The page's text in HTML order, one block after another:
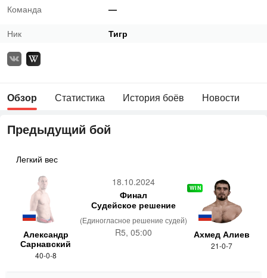
Команда —
Ник Тигр
Обзор Статистика История боёв Новости
Предыдущий бой
Легкий вес
Александр
Сарнавский
40-0-8
18.10.2024
Финал
Судейское решение
(Единогласное решение судей)
R5, 05:00
WIN
Ахмед Алиев
21-0-7